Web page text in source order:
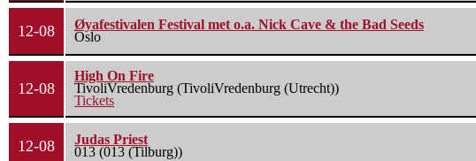
12-08
Øyafestivalen Festival met o.a. Nick Cave & the Bad Seeds
Oslo
12-08
High On Fire
TivoliVredenburg (TivoliVredenburg (Utrecht))
Tickets
12-08
Judas Priest
013 (013 (Tilburg))